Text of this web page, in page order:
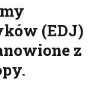
(EDJ)
z